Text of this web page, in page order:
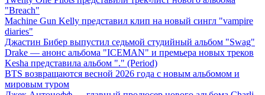
"Breach"
Machine Gun Kelly представил клип на новый сингл "vampire
diaries"
Джастин Бибер выпустил седьмой студийный альбом "Swag"
Drake — анонс альбома "ICEMAN" и премьера новых треков
Kesha представила альбом "." (Period)
BTS возвращаются весной 2026 года с новым альбомом и
мировым туром